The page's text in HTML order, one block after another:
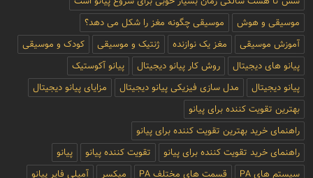
تگ ها
بهترین سن برای شروع کلاسهای پیانو
بهترین سن برای شروع پیانو
آموزش پیانو
آمادگی های لازم جهت کلاس های پیانو در کودکان
شش تا هشت سالگی زمان بسیار خوبی برای شروع پیانو است
موسیقی و هوش
موسیقی چگونه مغز را شکل می دهد؟
آموزش موسیقی
مغز یک نوازنده ژنتیک و موسیقی
کودک و موسیقی